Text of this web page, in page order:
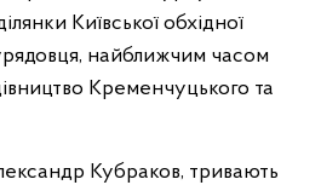
Київської обхідної
найближчим часом
Кременчуцького та
Кубраков, тривають